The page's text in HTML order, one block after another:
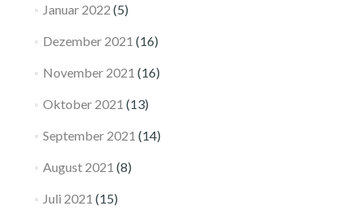
Januar 2022 (5)
Dezember 2021 (16)
November 2021 (16)
Oktober 2021 (13)
September 2021 (14)
August 2021 (8)
Juli 2021 (15)